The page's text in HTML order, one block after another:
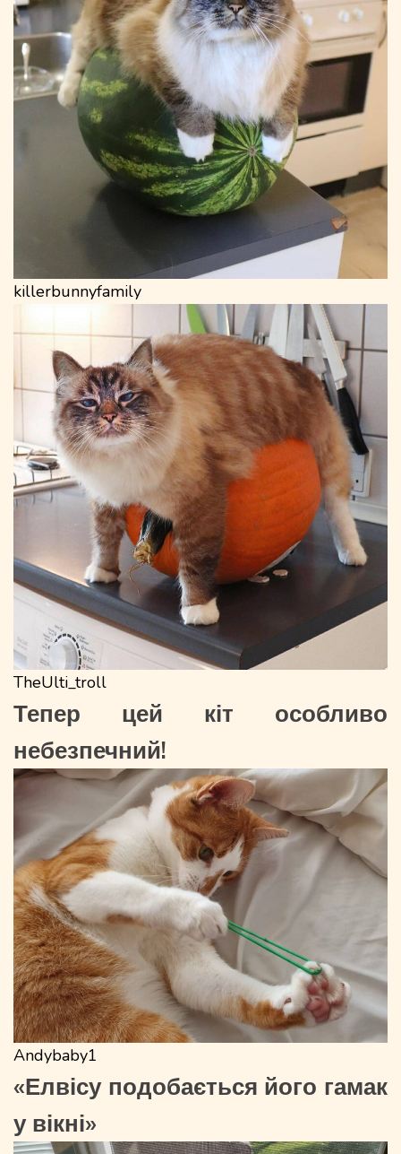
killerbunnyfamily
TheUlti_troll
Тепер цей кіт особливо
небезпечний!
Andybaby1
«Елвісу подобається його гамак
у вікні»